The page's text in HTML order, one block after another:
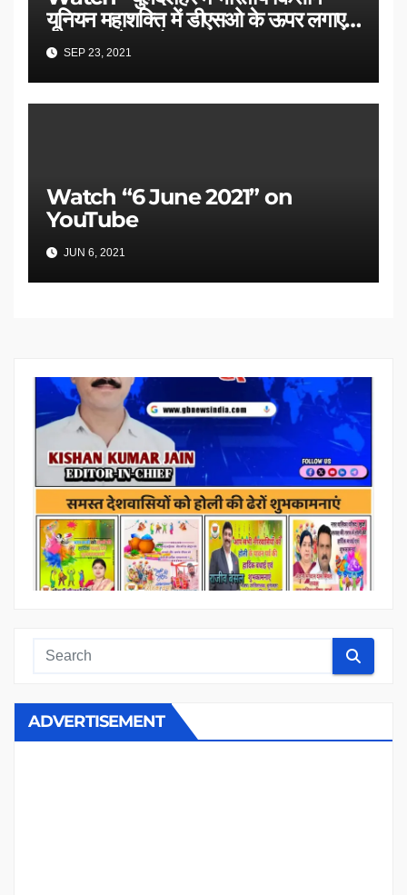
यूनियन महाशक्ति में डीएसओ के ऊपर लगाए
भ्रष्टाचार के आरोप।” on YouTube
SEP 23, 2021
Watch “6 June 2021” on
YouTube
JUN 6, 2021
ADVERTISEMENT